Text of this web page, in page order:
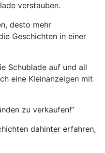
verstauben.
desto mehr
Geschichten in einer
Schublade auf und all
eine Kleinanzeigen mit
zu verkaufen!”
dahinter erfahren,